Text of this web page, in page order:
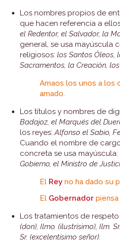
Los nombres propios de
que hacen referencia a
el Redentor, el Salvador, la
general, se usa mayúscula
religiosos: los Santos Óleos,
Sacramentos, la Creación,
Amaos los unos a los
amado.
Los títulos y nombres de
Badajoz, el Marqués del
los reyes:Alfonso el Sabio,
Cuando el nombre de
concreta se usa mayúscula:
Gobierno, el Ministro de
El Rey no ha dado su
El Gobernador
Los tratamientos de
(don), Ilmo. (ilustrísimo), Ilm.
Sr. (excelentísimo señor).